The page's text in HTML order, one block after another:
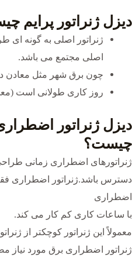
دیزل ژنراتور پرایم
ژنراتور اصلی به گونه
اصلی مجتمع می باشد.
چون برق شهر مثل معادن
روز کاری طولانی است (معمولا 8
دیزل ژنراتور اضطراری
چیست؟
ژنراتورهای اضطراری زمانی
دسترس باشد.ژنراتور اضطراری
اضطراری
با ساعات کاری کم کار می کند.
معمولاً این ژنراتور کوچکتر از
ژنراتور اضطراری برق مورد نیاز